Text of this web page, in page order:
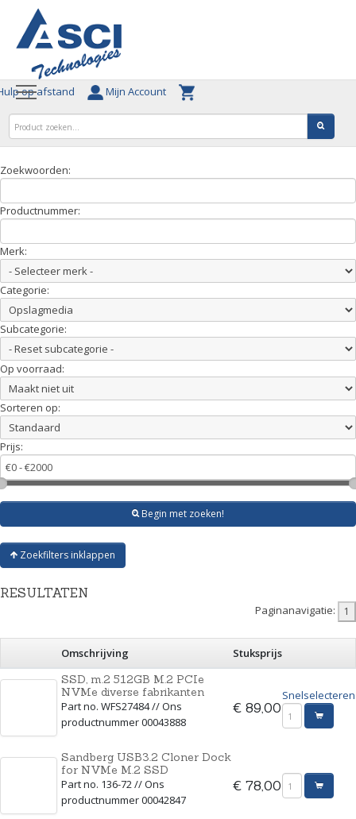
op afstand Mijn Account
Zoekwoorden:
Productnummer:
Merk:
Categorie:
Subcategorie:
Op voorraad:
Sorteren op:
Prijs:
Begin met zoeken!
Zoekfilters inklappen
RESULTATEN
Paginanavigatie:
Omschrijving
Stuksprijs
SSD, m.2 512GB M.2 PCIe
NVMe diverse fabrikanten
Part no. WFS27484 // Ons
productnummer 00043888
€ 89,00
Snelselecteren
Sandberg USB3.2 Cloner Dock
for NVMe M.2 SSD
Part no. 136-72 // Ons
productnummer 00042847
€ 78,00